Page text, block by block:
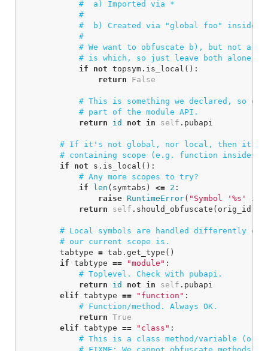
if
not topsym . is_local ():
return
False
return
id not in self . pubapi
if not s . is_local ():
if
len ( symtabs ) <= 2 :
raise RuntimeError( "Symbol '%s' is
return
self . should_obfuscate ( orig_id
tabtype = tab . get_type ()
if tabtype == "module" :
return
id not in self . pubapi
elif tabtype == "function" :
return True
elif tabtype == "class" :